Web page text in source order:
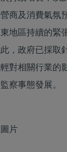
商及消費氣氛
地區持續的緊
，政府已採取
對相關行業的
察事態發展。
片